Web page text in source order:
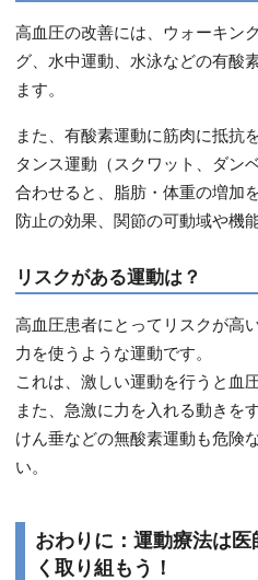
高血圧の改善には、ウォーキン
グ、水中運動、水泳などの有酸
ます。
また、有酸素運動に筋肉に抵抗
タンス運動（スクワット、ダン
合わせると、脂肪・体重の増加
防止の効果、関節の可動域や機
リスクがある運動は？
高血圧患者にとってリスクが高
力を使うような運動です。
これは、激しい運動を行うと血
また、急激に力を入れる動きを
けん垂などの無酸素運動も危険
い。
おわりに：運動療法は
く取り組もう！